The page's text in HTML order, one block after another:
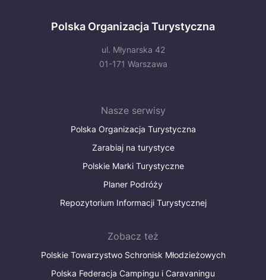
Polska Organizacja Turystyczna
ul. Młynarska 42
01-171 Warszawa
Nasze serwisy
Polska Organizacja Turystyczna
Zarabiaj na turystyce
Polskie Marki Turystyczne
Planer Podróży
Repozytorium Informacji Turystycznej
Zobacz też
Polskie Towarzystwo Schronisk Młodzieżowych
Polska Federacja Campingu i Caravaningu